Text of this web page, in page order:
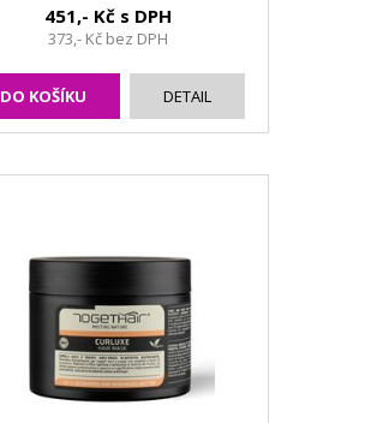
451,- Kč s DPH
373,- Kč bez DPH
DO KOŠÍKU DETAIL